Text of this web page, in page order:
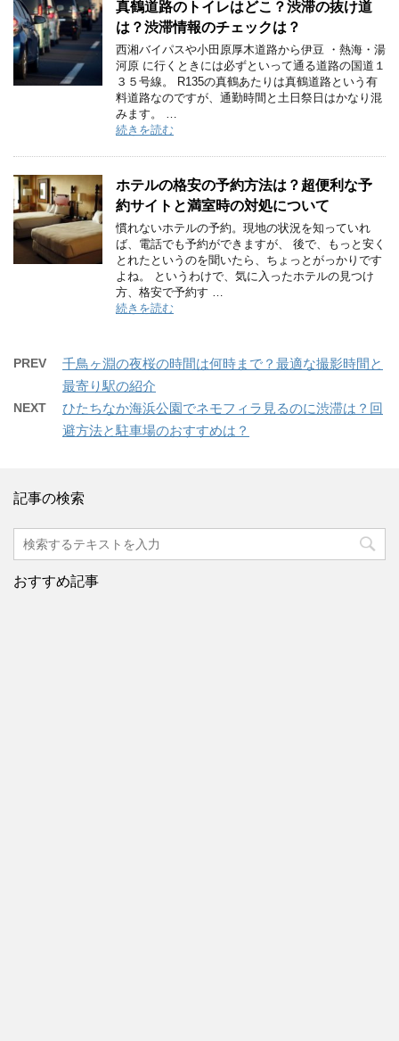
真鶴道路のトイレはどこ？渋滞の抜け道
は？渋滞情報のチェックは？
西湘バイパスや小田原厚木道路から伊豆 ・熱海・湯
河原 に行くときには必ずといって通る道路の国道１
３５号線。 R135の真鶴あたりは真鶴道路という有
料道路なのですが、通勤時間と土日祭日はかなり混
みます。 …
続きを読む
ホテルの格安の予約方法は？超便利な予
約サイトと満室時の対処について
慣れないホテルの予約。現地の状況を知っていれ
ば、電話でも予約ができますが、 後で、もっと安く
とれたというのを聞いたら、ちょっとがっかりです
よね。 というわけで、気に入ったホテルの見つけ
方、格安で予約す …
続きを読む
PREV
千鳥ヶ淵の夜桜の時間は何時まで？最適な撮影時間と
最寄り駅の紹介
NEXT
ひたちなか海浜公園でネモフィラ見るのに渋滞は？回
避方法と駐車場のおすすめは？
記事の検索
おすすめ記事